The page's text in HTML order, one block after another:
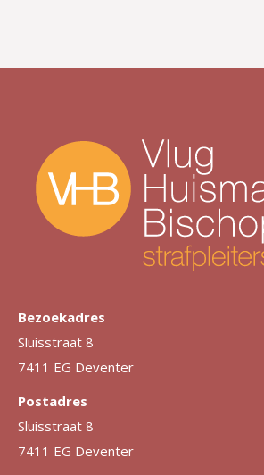
Bezoekadres
Sluisstraat 8
7411 EG Deventer
Postadres
Sluisstraat 8
7411 EG Deventer